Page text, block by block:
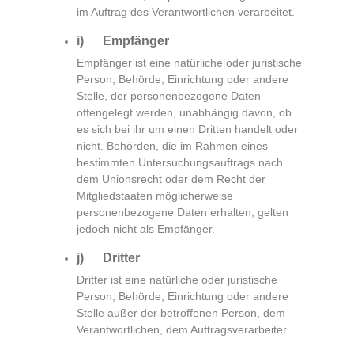
im Auftrag des Verantwortlichen verarbeitet.
i) Empfänger
Empfänger ist eine natürliche oder juristische
Person, Behörde, Einrichtung oder andere
Stelle, der personenbezogene Daten
offengelegt werden, unabhängig davon, ob
es sich bei ihr um einen Dritten handelt oder
nicht. Behörden, die im Rahmen eines
bestimmten Untersuchungsauftrags nach
dem Unionsrecht oder dem Recht der
Mitgliedstaaten möglicherweise
personenbezogene Daten erhalten, gelten
jedoch nicht als Empfänger.
j) Dritter
Dritter ist eine natürliche oder juristische
Person, Behörde, Einrichtung oder andere
Stelle außer der betroffenen Person, dem
Verantwortlichen, dem Auftragsverarbeiter